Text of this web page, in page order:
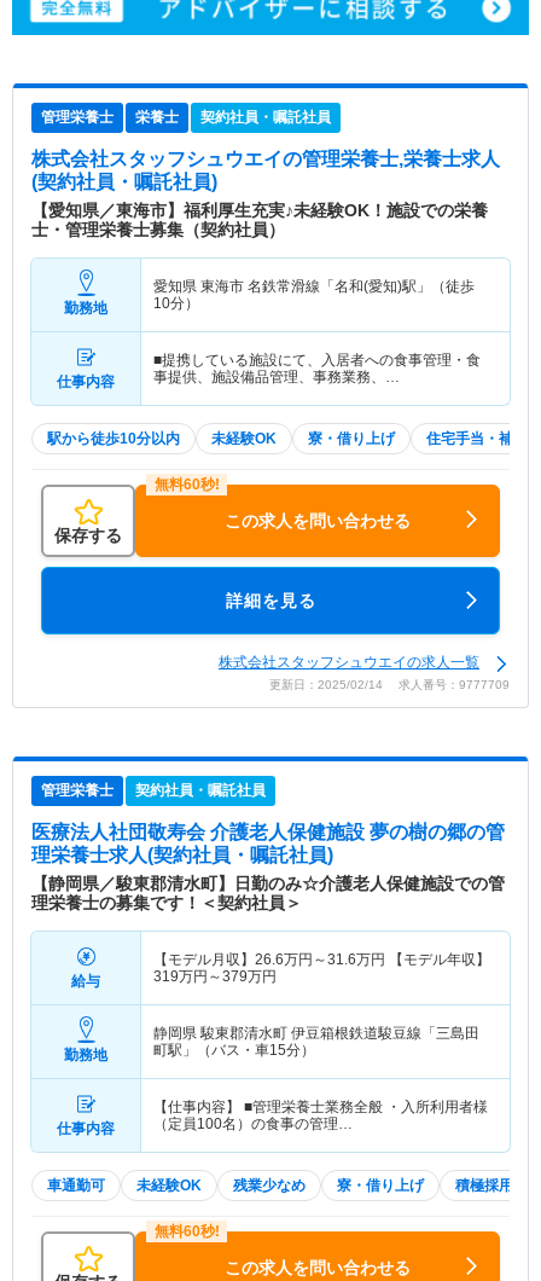
管理栄養士 栄養士 契約社員・嘱託社員
株式会社スタッフシュウエイの管理栄養士,栄養士求人
(契約社員・嘱託社員)
【愛知県／東海市】福利厚生充実♪未経験OK！施設での栄養
士・管理栄養士募集（契約社員）
勤務地
愛知県 東海市 名鉄常滑線「名和(愛知)駅」（徒歩
10分）
仕事内容
■提携している施設にて、入居者への食事管理・食
事提供、施設備品管理、事務業務、…
駅から徒歩10分以内 未経験OK 寮・借り上げ 住宅手当・補助
保存する
この求人を問い合わせる
詳細を見る
株式会社スタッフシュウエイの求人一覧
更新日：2025/02/14 求人番号：9777709
管理栄養士 契約社員・嘱託社員
医療法人社団敬寿会 介護老人保健施設 夢の樹の郷の管
理栄養士求人(契約社員・嘱託社員)
【静岡県／駿東郡清水町】日勤のみ☆介護老人保健施設での管
理栄養士の募集です！＜契約社員＞
給与
【モデル月収】 26.6万円～31.6万円
【モデル年収】
319万円～379万円
勤務地
静岡県 駿東郡清水町 伊豆箱根鉄道駿豆線「三島田
町駅」（バス・車15分）
仕事内容
【仕事内容】 ■管理栄養士業務全般 ・入所利用者様
（定員100名）の食事の管理…
車通勤可 未経験OK 残業少なめ 寮・借り上げ 積極採用中
この求人を問い合わせる